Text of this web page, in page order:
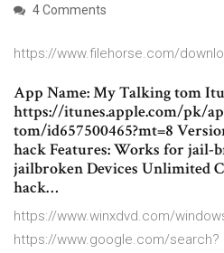
4 Comments
https://www.filehorse.com/
App Name: My Talking tom
https://itunes.apple.com/pk/
tom/id657500465?mt=8
hack Features: Works for jail-
jailbroken Devices Unlimited
hack…
https://www.winxdvd.com/
https://www.google.com/search?